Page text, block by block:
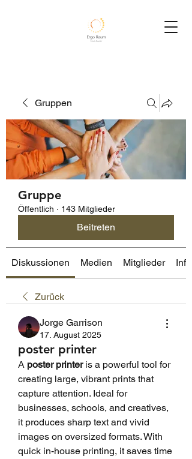
Gruppen
Gruppe
Öffentlich · 143 Mitglieder
Beitreten
Diskussionen Medien Mitglieder Info
Zurück
Jorge Garrison
17. August 2025
poster printer
A poster printer is a powerful tool for
creating large, vibrant prints that
capture attention. Ideal for
businesses, schools, and creatives,
it produces sharp text and vivid
images on oversized formats. With
quick in-house printing, it saves time